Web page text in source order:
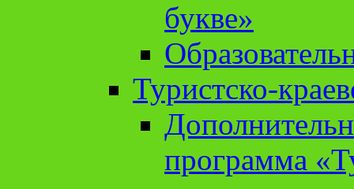
букве»
Туристско-
программа